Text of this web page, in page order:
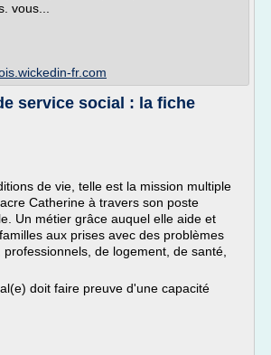
vous...
fr.com
service social : la fiche
de vie, telle est la mission multiple
Catherine à travers son poste
Un métier grâce auquel elle aide et
aux prises avec des problèmes
de logement, de santé,
doit faire preuve d'une capacité